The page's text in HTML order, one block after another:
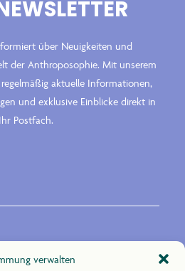
verwalten
über Neuigkeiten und
der Anthroposophie. Mit unserem
aktuelle Informationen,
und exklusive Einblicke direkt in
Ihr Postfach.